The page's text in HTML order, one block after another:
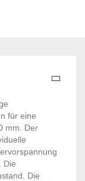
für eine
mm. Der
Die
Die